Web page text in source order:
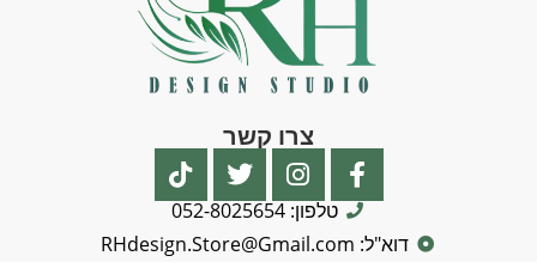
צרו קשר
טלפון: 052-8025654
דוא"ל: RHdesign.Store@Gmail.com